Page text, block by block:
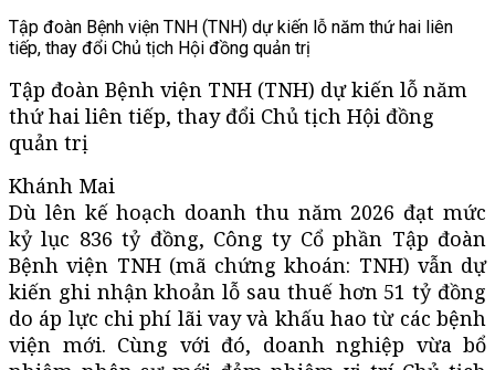
Tập đoàn Bệnh viện TNH (TNH) dự kiến lỗ năm thứ hai liên
tiếp, thay đổi Chủ tịch Hội đồng quản trị
Tập đoàn Bệnh viện TNH (TNH) dự kiến lỗ năm
thứ hai liên tiếp, thay đổi Chủ tịch Hội đồng
quản trị
Khánh Mai
Dù lên kế hoạch doanh thu năm 2026 đạt mức
kỷ lục 836 tỷ đồng, Công ty Cổ phần Tập đoàn
Bệnh viện TNH (mã chứng khoán: TNH) vẫn dự
kiến ghi nhận khoản lỗ sau thuế hơn 51 tỷ đồng
do áp lực chi phí lãi vay và khấu hao từ các bệnh
viện mới. Cùng với đó, doanh nghiệp vừa bổ